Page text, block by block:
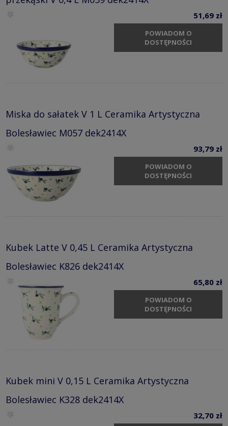
51,69 zł
POWIADOM O
DOSTĘPNOŚCI
Miska do sałatek V 1 L Ceramika Artystyczna
Bolesławiec M057 dek2414X
93,79 zł
POWIADOM O
DOSTĘPNOŚCI
Kubek Latte V 0,45 L Ceramika Artystyczna
Bolesławiec K826 dek2414X
65,80 zł
POWIADOM O
DOSTĘPNOŚCI
Kubek mini V 0,15 L Ceramika Artystyczna
Bolesławiec K328 dek2414X
32,70 zł